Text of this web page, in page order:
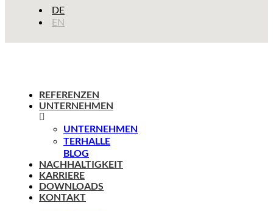
DE
EN
REFERENZEN
UNTERNEHMEN
UNTERNEHMEN
TERHALLE
BLOG
NACHHALTIGKEIT
KARRIERE
DOWNLOADS
KONTAKT